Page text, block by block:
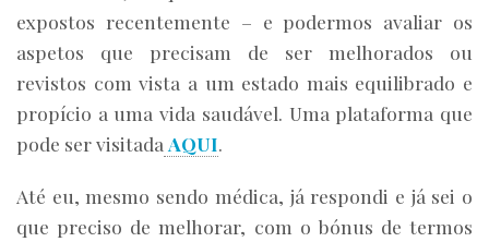
expostos recentemente – e podermos avaliar os
aspetos que precisam de ser melhorados ou
revistos com vista a um estado mais equilibrado e
propício a uma vida saudável. Uma plataforma que
pode ser visitada AQUI.
Até eu, mesmo sendo médica, já respondi e já sei o
que preciso de melhorar, com o bónus de termos